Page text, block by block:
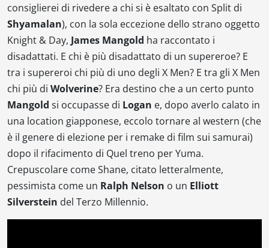
consiglierei di rivedere a chi si è esaltato con Split di
Shyamalan), con la sola eccezione dello strano oggetto
Knight & Day, James Mangold ha raccontato i
disadattati. E chi è più disadattato di un supereroe? E
tra i supereroi chi più di uno degli X Men? E tra gli X Men
chi più di Wolverine? Era destino che a un certo punto
Mangold si occupasse di Logan e, dopo averlo calato in
una location giapponese, eccolo tornare al western (che
è il genere di elezione per i remake di film sui samurai)
dopo il rifacimento di Quel treno per Yuma.
Crepuscolare comeShane, citato letteralmente,
pessimista come un Ralph Nelson o un Elliott
Silverstein del Terzo Millennio.